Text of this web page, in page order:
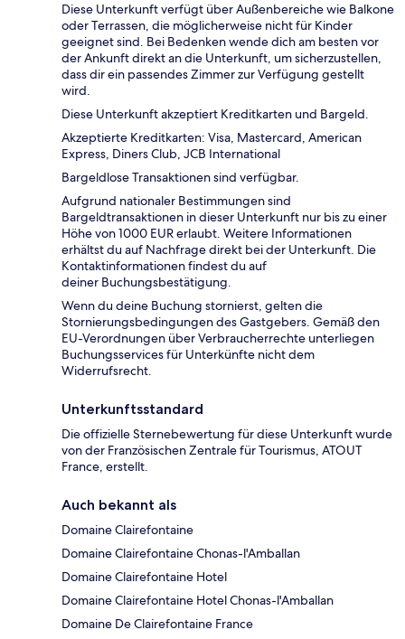
Diese Unterkunft verfügt über Außenbereiche wie Balkone
oder Terrassen, die möglicherweise nicht für Kinder
geeignet sind. Bei Bedenken wende dich am besten vor
der Ankunft direkt an die Unterkunft, um sicherzustellen,
dass dir ein passendes Zimmer zur Verfügung gestellt
wird.
Diese Unterkunft akzeptiert Kreditkarten und Bargeld.
Akzeptierte Kreditkarten: Visa, Mastercard, American
Express, Diners Club, JCB International
Bargeldlose Transaktionen sind verfügbar.
Aufgrund nationaler Bestimmungen sind
Bargeldtransaktionen in dieser Unterkunft nur bis zu einer
Höhe von 1000 EUR erlaubt. Weitere Informationen
erhältst du auf Nachfrage direkt bei der Unterkunft. Die
Kontaktinformationen findest du auf
deiner Buchungsbestätigung.
Wenn du deine Buchung stornierst, gelten die
Stornierungsbedingungen des Gastgebers. Gemäß den
EU-Verordnungen über Verbraucherrechte unterliegen
Buchungsservices für Unterkünfte nicht dem
Widerrufsrecht.
Unterkunftsstandard
Die offizielle Sternebewertung für diese Unterkunft wurde
von der Französischen Zentrale für Tourismus, ATOUT
France, erstellt.
Auch bekannt als
Domaine Clairefontaine
Domaine Clairefontaine Chonas-l'Amballan
Domaine Clairefontaine Hotel
Domaine Clairefontaine Hotel Chonas-l'Amballan
Domaine De Clairefontaine France